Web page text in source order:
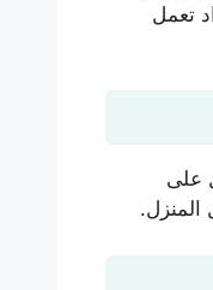
تعمل
على
المنزل.